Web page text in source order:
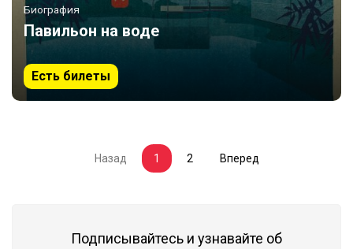
Биография
Павильон на воде
Есть билеты
Назад 1 (current)
2 Вперед
Подписывайтесь и узнавайте об